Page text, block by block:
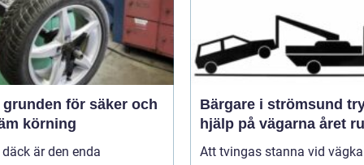
körning
är den enda
Bärgare i strömsund trygg
hjälp på vägarna året
Att tvingas stanna vid